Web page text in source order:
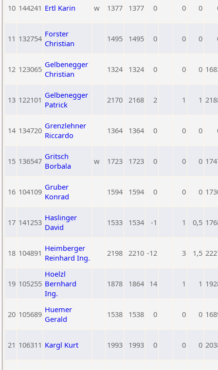
10 144241 Ertl Karin w 1377 1377 0 0 0
11 132754 Forster
Christian
1495 1495 0 0 0
12 123065 Gelbenegger
Christian
1324 1324 0 0 0
13 122101 Gelbenegger
Patrick
2170 2168 2 1 1
14 134720 Grenzlehner
Riccardo
1364 1364 0 0 0
15 136547 Gritsch
Borbala
w 1723 1723 0 0 0
16 104109 Gruber
Konrad
1594 1594 0 0 0
17 141253 Haslinger
David
1533 1534 -1 1 0,5
18 104891 Heimberger
Reinhard Ing.
2198 2210 -12 3 1,5
19 105255
Hoelzl
Bernhard
Ing.
1878 1864 14 1 1
20 105689 Huemer
Gerald
1538 1538 0 0 0
21 106311 Kargl Kurt 1993 1993 0 0 0